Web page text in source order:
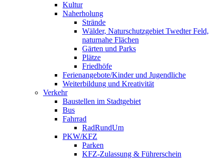
Kultur
Naherholung
Strände
Wälder, Naturschutzgebiet Twedter Feld,
naturnahe Flächen
Gärten und Parks
Plätze
Friedhöfe
Ferienangebote/Kinder und Jugendliche
Weiterbildung und Kreativität
Verkehr
Baustellen im Stadtgebiet
Bus
Fahrrad
RadRundUm
PKW/KFZ
Parken
KFZ-Zulassung & Führerschein